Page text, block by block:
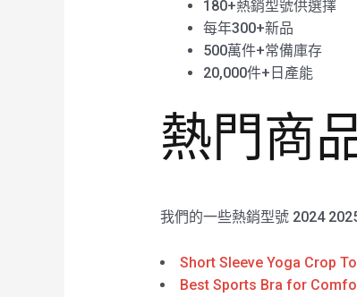
180+熱銷型號供選擇
每年300+新品
500萬件+常備庫存
20,000件+日產能
熱門商
我們的一些熱銷型號 2024
Short Sleeve Yoga Crop
Best Sports Bra for